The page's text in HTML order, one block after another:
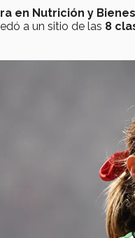
en Nutrición y
a un sitio de las 8